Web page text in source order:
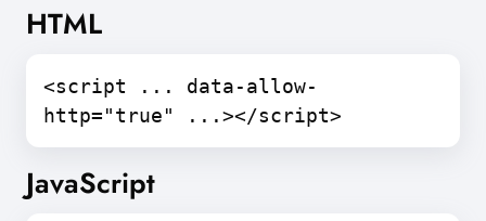
HTML
<script ... data-allow-
http="true" ...></script>
JavaScript